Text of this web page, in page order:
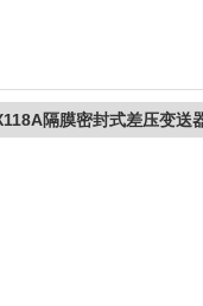
隔膜密封式差压变送